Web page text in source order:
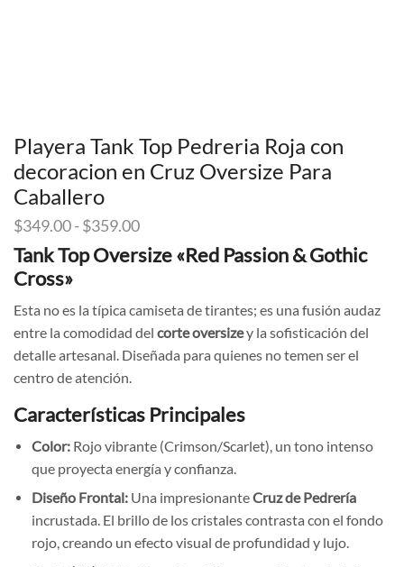
Playera Tank Top Pedreria Roja con
decoracion en Cruz Oversize Para
Caballero
$349.00-$359.00Rango
de
precios:
hasta
$359.00
Tank Top Oversize «Red Passion & Gothic
Cross»
Esta no es la típica camiseta de tirantes; es una fusión audaz
entre la comodidad del corte oversizey la sofisticación del
detalle artesanal. Diseñada para quienes no temen ser el
centro de atención.
Características Principales
Color: Rojo vibrante (Crimson/Scarlet), un tono intenso
que proyecta energía y confianza.
Diseño Frontal: Una impresionanteCruz de Pedrería
incrustada. El brillo de los cristales contrasta con el fondo
rojo, creando un efecto visual de profundidad y lujo.